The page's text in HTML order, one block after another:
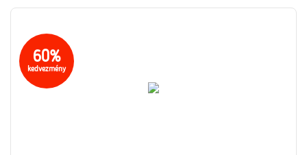
60%
kedvezmény